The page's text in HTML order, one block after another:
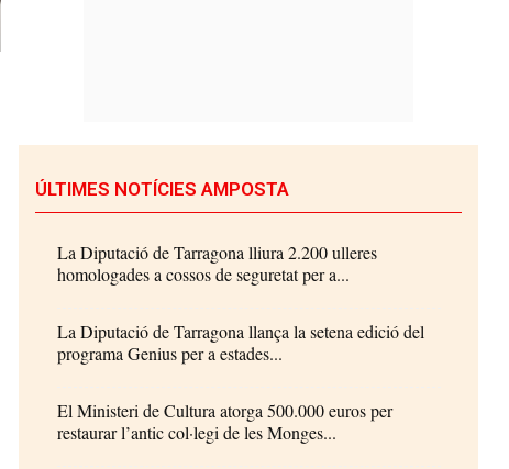
ÚLTIMES NOTÍCIES AMPOSTA
La Diputació de Tarragona lliura 2.200 ulleres
homologades a cossos de seguretat per a...
La Diputació de Tarragona llança la setena edició del
programa Genius per a estades...
El Ministeri de Cultura atorga 500.000 euros per
restaurar l’antic col·legi de les Monges...